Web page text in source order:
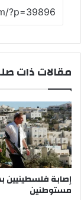
مقالات ذات
إصابة فلسطينيين
مستوطنين